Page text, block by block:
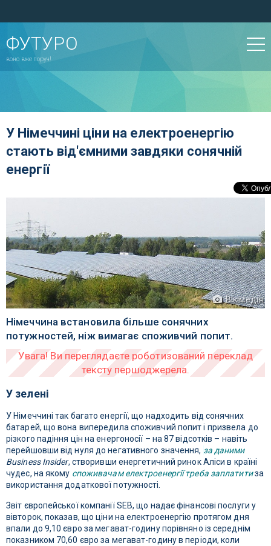
ФУТУРО
воно вже поруч!
У Німеччині ціни на електроенергію
стають від'ємними завдяки сонячній
енергії
Вікімедія
Німеччина встановила більше сонячних
потужностей, ніж вимагає споживчий попит.
У зелені
У Німеччині так багато енергії, що надходить від сонячних
батарей, що вона випередила споживчий попит і призвела до
різкого падіння цін на енергоносії – на 87 відсотків – навіть
перейшовши від нуля до негативного значення, за даними
Business Insider, створивши енергетичний ринок Аліси в країні
чудес, на якому споживачам електроенергії треба заплатитиза
використання додаткової потужності.
Звіт європейської компанії SEB, що надає фінансові послуги у
вівторок, показав, що ціни на електроенергію протягом дня
впали до 9,10 євро за мегават-годину порівняно із середнім
показником 70,60 євро за мегават-годину в періоди, коли